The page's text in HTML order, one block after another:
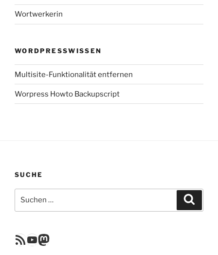
Wortwerkerin
WORDPRESSWISSEN
Multisite-Funktionalität entfernen
Worpress Howto Backupscript
SUCHE
nach:
RSS FeedYouTube
Mastodon